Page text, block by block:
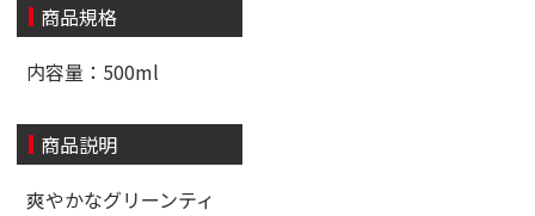
商品規格
内容量：500ml
商品説明
爽やかなグリーンティ